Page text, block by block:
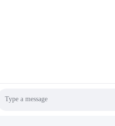
Co., Ltd.. All Rights Reserved.